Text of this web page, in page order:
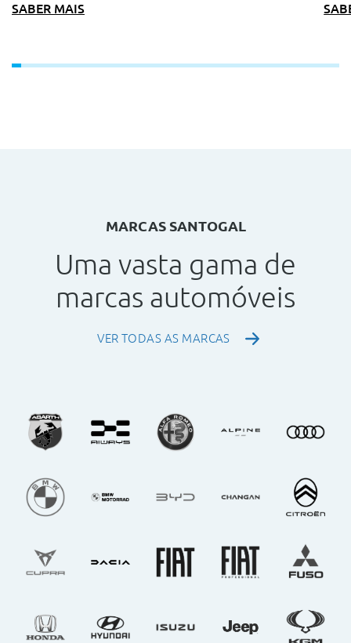
SABER MAIS
MARCAS SANTOGAL
Uma vasta gama de
marcas automóveis
VER TODAS AS MARCAS